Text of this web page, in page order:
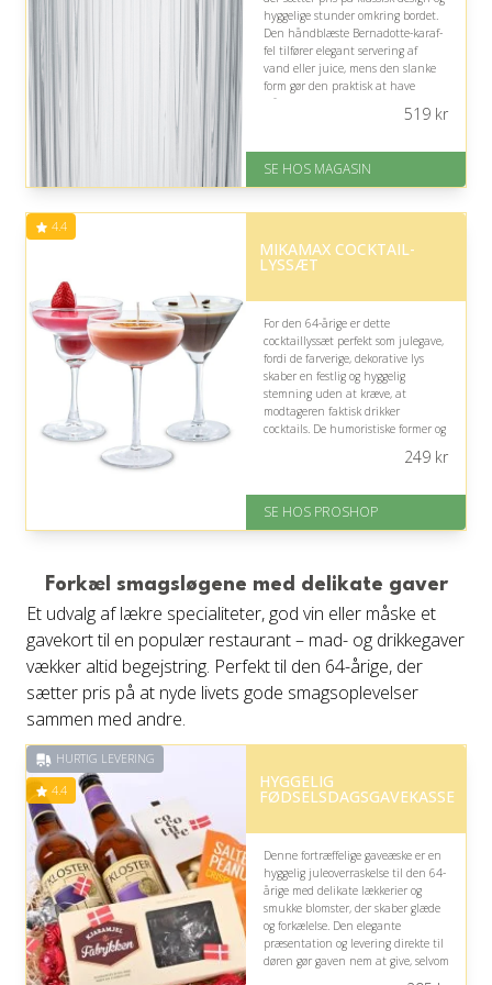
hyggelige stunder omkring bordet.
Den håndblæste Bernadotte-karaf­
fel tilfører elegant servering af
vand eller juice, mens den slanke
form gør den praktisk at have
stående køligt i køleskabsdøren.
God Trustpilot rating på 4.1 ud
519kr
SE HOS MAGASIN
4.4
MIKAMAX COCKTAIL-
LYSSÆT
For den 64-årige er dette
cocktaillyssæt perfekt som julegave,
fordi de farverige, dekorative lys
skaber en festlig og hyggelig
stemning uden at kræve, at
modtageren faktisk drikker
cocktails. De humoristiske former og
charmerende samtaleemne i
På lager
Levering: 2-12 hverdage
på 4.4 ud af 5
249kr
SE HOS PROSHOP
Forkæl smagsløgene med delikate gaver
Et udvalg af lækre specialiteter, god vin eller måske et
gavekort til en populær restaurant – mad- og drikkegaver
vækker altid begejstring. Perfekt til den 64-årige, der
sætter pris på at nyde livets gode smagsoplevelser
sammen med andre.
HURTIG LEVERING
4.4 HYGGELIG
FØDSELSDAGSGAVEKASSE
Denne fortræffelige gaveæske er en
hyggelig juleoverraskelse til den 64-
årige med delikate lækkerier og
smukke blomster, der skaber glæde
og forkælelse. Den elegante
præsentation og levering direkte til
døren gør gaven nem at give, selvom